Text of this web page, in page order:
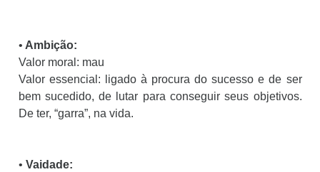
• Ambição:
Valor moral: mau
Valor essencial: ligado à procura do sucesso e de ser
bem sucedido, de lutar para conseguir seus objetivos.
De ter, “garra”, na vida.
• Vaidade: